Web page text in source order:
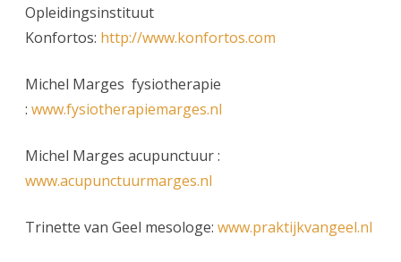
Opleidingsinstituut
Konfortos: http://www.konfortos.com
Michel Marges fysiotherapie
: www.fysiotherapiemarges.nl
Michel Marges acupunctuur :
www.acupunctuurmarges.nl
Trinette van Geel mesologe: www.praktijkvangeel.nl